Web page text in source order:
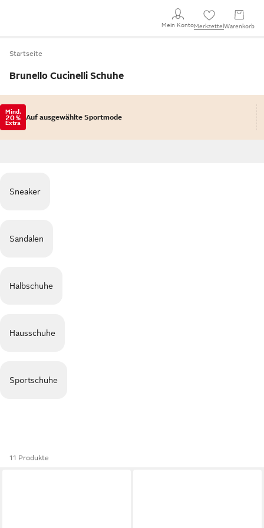
Mein KontoMerkzettel Warenkorb
Startseite
Brunello Cucinelli Schuhe
Mind.
20 %
Extra
Auf ausgewählte Sportmode
Sneaker
Sandalen
Halbschuhe
Hausschuhe
Sportschuhe
11 Produkte